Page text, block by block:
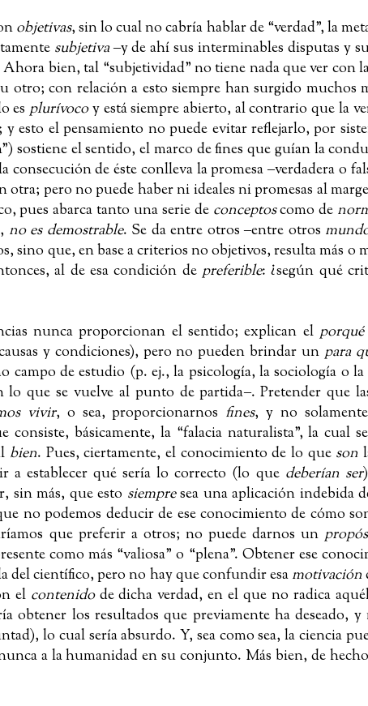
objetivas, sin lo cual no cabría hablar de “verdad”, la
subjetiva‒y de ahí sus interminables disputas y
Ahora bien, tal “subjetividad” no tiene nada que ver con
otro; con relación a esto siempre han surgido muchos
esplurívocoy está siempre abierto, al contrario que la
y esto el pensamiento no puede evitar reflejarlo, por
sostiene el sentido, el marco de fines que guían la
consecución de éste conlleva la promesa‒verdadera o
otra; pero no puede haber ni ideales ni promesas al
pues abarca tanto una serie de conceptoscomo de
no es demostrable. Se da entre otros‒entre otros
sino que, en base a criterios no objetivos, resulta más o
al de esa condición de preferible: ¿según qué
nunca proporcionan el sentido; explican elporqué
y condiciones), pero no pueden brindar un para
campo de estudio (p. ej., la psicología, la sociología o
lo que se vuelve al punto de partida‒. Pretender que
vivir, o sea, proporcionarnos fines, y no
consiste, básicamente, la “falacia naturalista”, la cual
bien. Pues, ciertamente, el conocimiento de lo queson
a establecer qué sería lo correcto (lo que deberían ser
sin más, que esto siempresea una aplicación indebida
no podemos deducir de ese conocimiento de cómo
que preferir a otros; no puede darnos un
como más “valiosa” o “plena”. Obtener ese
del científico, pero no hay que confundir esamotivación
el contenidode dicha verdad, en el que no radica
obtener los resultados que previamente ha deseado, y
lo cual sería absurdo. Y, sea como sea, la ciencia
a la humanidad en su conjunto. Más bien, de